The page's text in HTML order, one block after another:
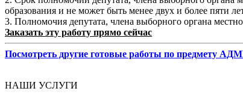
образования и не может быть менее двух и более пяти
3. Полномочия депутата, члена выборного органа
Заказать эту работу прямо сейчас
Посмотреть другие готовые работы по
НАШИ УСЛУГИ